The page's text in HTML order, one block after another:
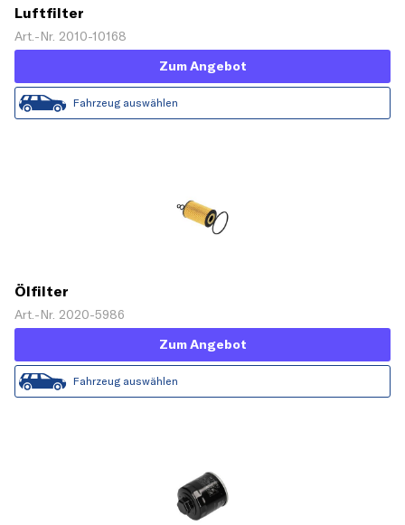
Luftfilter
Art.-Nr. 2010-10168
Zum Angebot
Fahrzeug auswählen
Ölfilter
Art.-Nr. 2020-5986
Zum Angebot
Fahrzeug auswählen